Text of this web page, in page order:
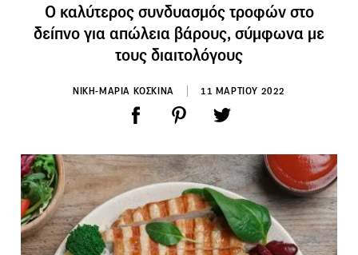
Ο καλύτερος συνδυασμός τροφών στο
δείπνο για απώλεια βάρους, σύμφωνα με
τους διαιτολόγους
ΝΙΚΗ-ΜΑΡΙΑ ΚΟΣΚΙΝΑ 11 ΜΑΡΤΙΟΥ 2022